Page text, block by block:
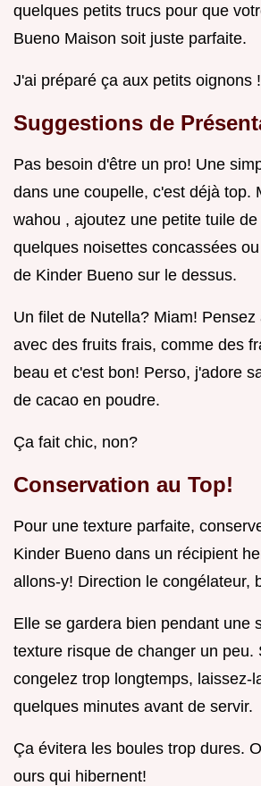
quelques petits trucs pour que
Bueno Maison soit juste parfaite.
J'ai préparé ça aux petits oignons !
Suggestions de
Pas besoin d'être un pro! Une
dans une coupelle, c'est déjà top.
wahou , ajoutez une petite tuile
quelques noisettes concassées
de Kinder Bueno sur le dessus.
Un filet de Nutella? Miam!
avec des fruits frais, comme des
beau et c'est bon! Perso, j'adore
de cacao en poudre.
Ça fait chic, non?
Conservation au Top!
Pour une texture parfaite,
Kinder Bueno dans un récipient
allons-y! Direction le congélateur,
Elle se gardera bien pendant une
texture risque de changer un peu.
congelez trop longtemps, laissez-
quelques minutes avant de servir.
Ça évitera les boules trop dures.
ours qui hibernent!